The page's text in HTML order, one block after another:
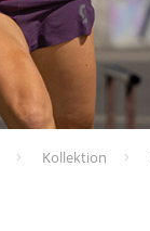
Kollektion